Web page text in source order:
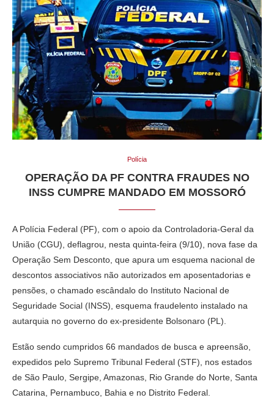
Polícia
OPERAÇÃO DA PF CONTRA FRAUDES NO
INSS CUMPRE MANDADO EM MOSSORÓ
A Polícia Federal (PF), com o apoio da Controladoria-Geral da
União (CGU), deflagrou, nesta quinta-feira (9/10), nova fase da
Operação Sem Desconto, que apura um esquema nacional de
descontos associativos não autorizados em aposentadorias e
pensões, o chamado escândalo do Instituto Nacional de
Seguridade Social (INSS), esquema fraudelento instalado na
autarquia no governo do ex-presidente Bolsonaro (PL).
Estão sendo cumpridos 66 mandados de busca e apreensão,
expedidos pelo Supremo Tribunal Federal (STF), nos estados
de São Paulo, Sergipe, Amazonas, Rio Grande do Norte, Santa
Catarina, Pernambuco, Bahia e no Distrito Federal.